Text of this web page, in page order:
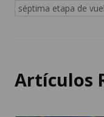
séptima etapa de
Artículos